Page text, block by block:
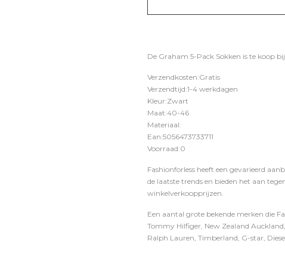
De Graham 5-Pack Sokken is te koop bij
Verzendkosten:Gratis
Verzendtijd:1-4 werkdagen
Kleur:Zwart
Maat:40-46
Materiaal:
Ean:5056473733711
Voorraad:0
Fashionforless heeft een gevarieerd
de laatste trends en bieden het aan
winkelverkoopprijzen.
Een aantal grote bekende merken die
Tommy Hilfiger, New Zealand
Ralph Lauren, Timberland, G-star,